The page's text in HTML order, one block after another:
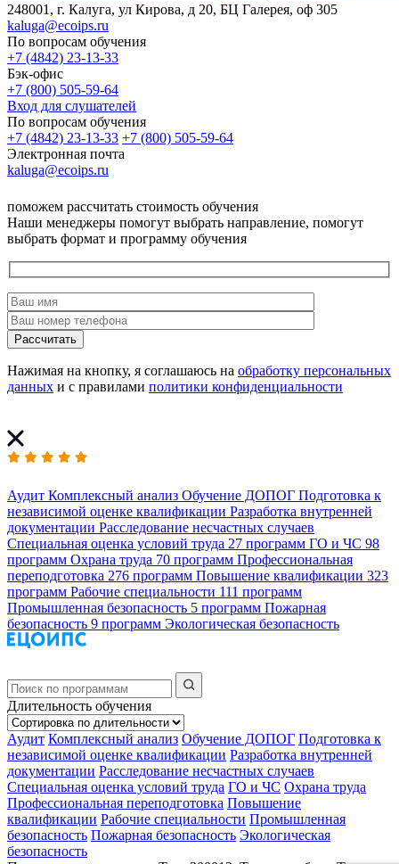
248001, г. Калуга, ул Кирова, д 20, БЦ Галерея, оф 305
kaluga@ecoips.ru
По вопросам обучения
+7 (4842) 23-13-33
Бэк-офис
+7 (800) 505-59-64
Вход для слушателей
По вопросам обучения
+7 (4842) 23-13-33 +7 (800) 505-59-64
Электронная почта
kaluga@ecoips.ru
поможем рассчитать стоимость обучения
Наши менеджеры помогут выбрать направление, помогут
выбрать формат и программу обучения
Рассчитать
Нажимая на кнопку, я соглашаюсь на обработку персональных
данных и с правилами политики конфиденциальности
Аудит Комплексный анализ Обучение ДОПОГ Подготовка к
независимой оценке квалификации Разработка внутренней
документации Расследование несчастных случаев
Специальная оценка условий труда 27 программ ГО и ЧС 98
программ Охрана труда 70 программ Профессиональная
переподготовка 276 программ Повышение квалификации 323
программ Рабочие специальности 111 программ
Промышленная безопасность 5 программ Пожарная
безопасность 9 программ Экологическая безопасность
Длительность обучения
Аудит Комплексный анализ Обучение ДОПОГ Подготовка к
независимой оценке квалификации Разработка внутренней
документации Расследование несчастных случаев
Специальная оценка условий труда ГО и ЧС Охрана труда
Профессиональная переподготовка Повышение
квалификации Рабочие специальности Промышленная
безопасность Пожарная безопасность Экологическая
безопасность